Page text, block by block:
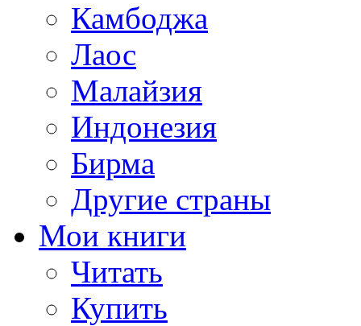
Камбоджа
Лаос
Малайзия
Индонезия
Бирма
Другие страны
Мои книги
Читать
Купить